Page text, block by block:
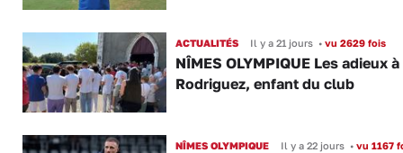
ACTUALITÉS Il y a 21 jours •vu 2629 fois
NÎMES OLYMPIQUE Les adieux à
Rodriguez, enfant du club
NÎMES OLYMPIQUE Il y a 22 jours •vu 1167